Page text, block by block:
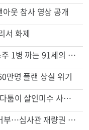
웃 참사 영상 공개
서 화제
“술에 이것 한방울 넣어라” 매일 소주 1병 까는 91세의 철칙
만명 플랜 상실 위기
잠수 중 공기 끊었다? 랍스터 자리 다툼이 살인미수 사건으로